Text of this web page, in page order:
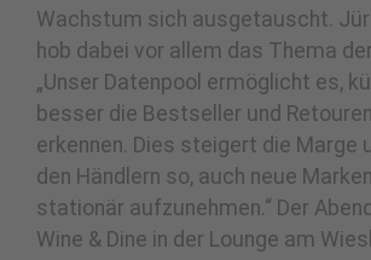
Wachstum sich ausgetauscht.
hob dabei vor allem das Thema
„Unser Datenpool ermöglicht es,
besser die Bestseller und
erkennen. Dies steigert die Marge
den Händlern so, auch neue
stationär aufzunehmen.“ Der
Wine & Dine in der Lounge am